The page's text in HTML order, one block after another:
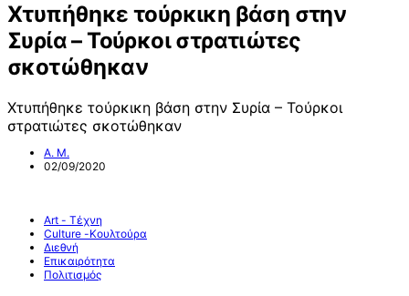
Χτυπήθηκε τούρκικη βάση στην
Συρία – Τούρκοι στρατιώτες
σκοτώθηκαν
Χτυπήθηκε τούρκικη βάση στην Συρία – Τούρκοι
στρατιώτες σκοτώθηκαν
Α. Μ.
02/09/2020
Art - Τέχνη
Culture -Κουλτούρα
Διεθνή
Επικαιρότητα
Πολιτισμός